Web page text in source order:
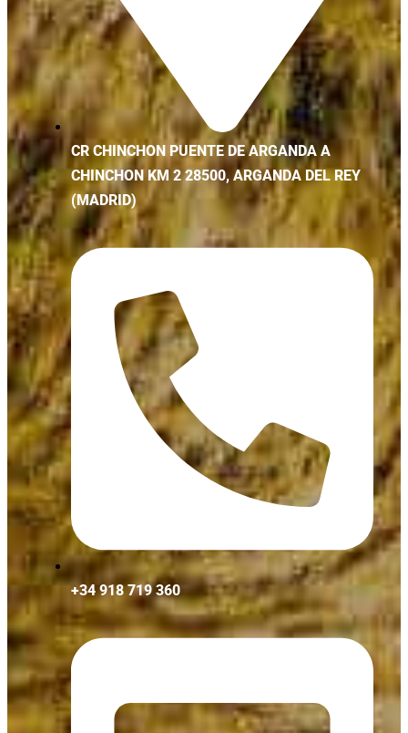
CR CHINCHON PUENTE DE ARGANDA A
CHINCHON KM 2 28500, ARGANDA DEL REY
(MADRID)
+34 918 719 360